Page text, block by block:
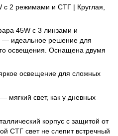
2 режимами и СТГ | Круглая,
45W с 3 линзами и
— идеальное решение для
освещения. Оснащена двумя
освещение для сложных
мягкий свет, как у дневных
корпус с защитой от
СТГ свет не слепит встречный